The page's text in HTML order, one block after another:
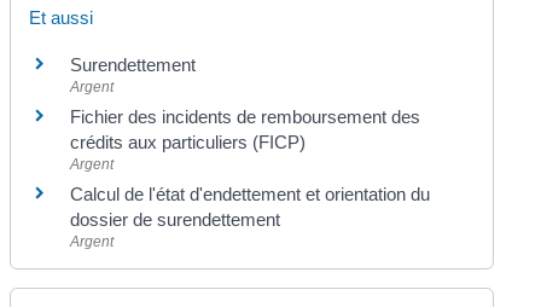
Et aussi
Surendettement
Argent
Fichier des incidents de remboursement des
crédits aux particuliers (FICP)
Argent
Calcul de l'état d'endettement et orientation du
dossier de surendettement
Argent